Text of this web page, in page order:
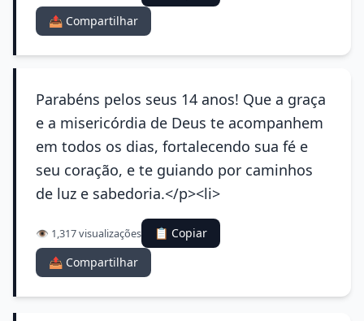
📤 Compartilhar
Parabéns pelos seus 14 anos! Que a graça
e a misericórdia de Deus te acompanhem
em todos os dias, fortalecendo sua fé e
seu coração, e te guiando por caminhos
de luz e sabedoria.</p><li>
👁️ 1,317 visualizações
📋 Copiar
📤 Compartilhar